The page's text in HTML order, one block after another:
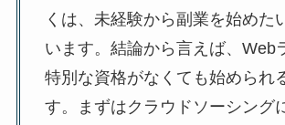
くは、未経験から副業を始めた
います。結論から言えば、Web
特別な資格がなくても始められ
す。まずはクラウドソーシング